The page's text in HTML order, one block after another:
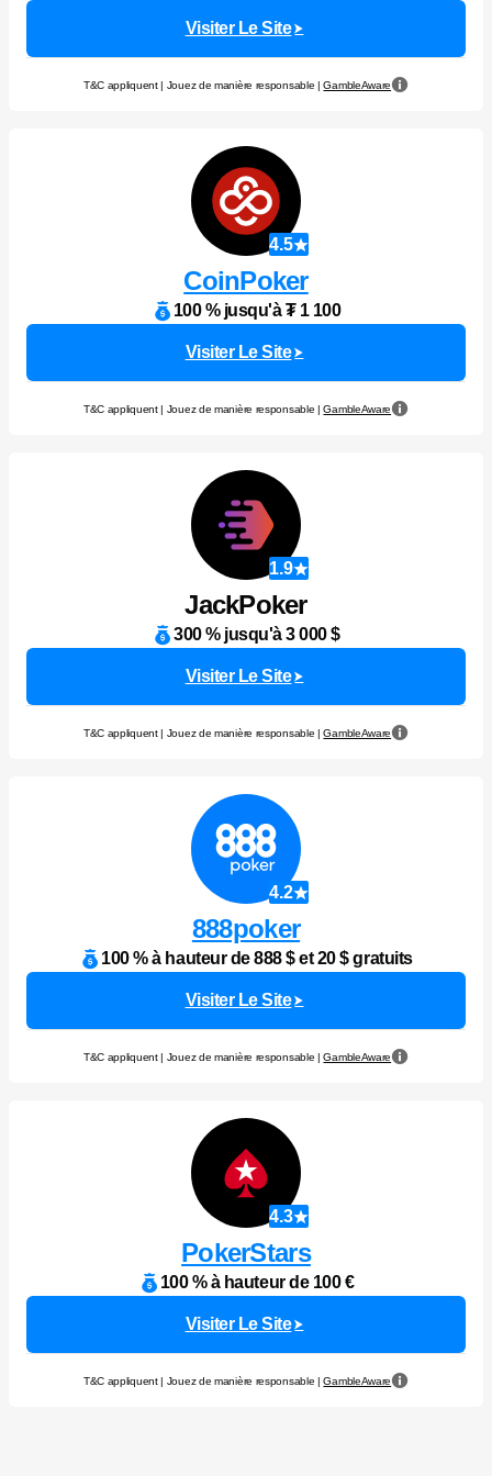
Visiter Le Site
T&C appliquent | Jouez de manière responsable |GambleAware
4.5
CoinPoker
100 % jusqu'à ₮ 1 100
Visiter Le Site
T&C appliquent | Jouez de manière responsable |GambleAware
1.9
JackPoker
300 % jusqu'à 3 000 $
Visiter Le Site
T&C appliquent | Jouez de manière responsable |GambleAware
4.2
888poker
100 % à hauteur de 888 $ et 20 $ gratuits
Visiter Le Site
T&C appliquent | Jouez de manière responsable |GambleAware
4.3
PokerStars
100 % à hauteur de 100 €
Visiter Le Site
T&C appliquent | Jouez de manière responsable |GambleAware